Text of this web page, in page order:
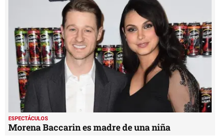
ESPECTÁCULOS
Morena Baccarin es madre de una niña